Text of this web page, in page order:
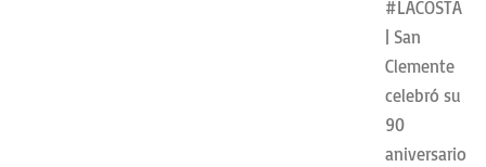
#LACOSTA
| San
Clemente
celebró su
90
aniversario